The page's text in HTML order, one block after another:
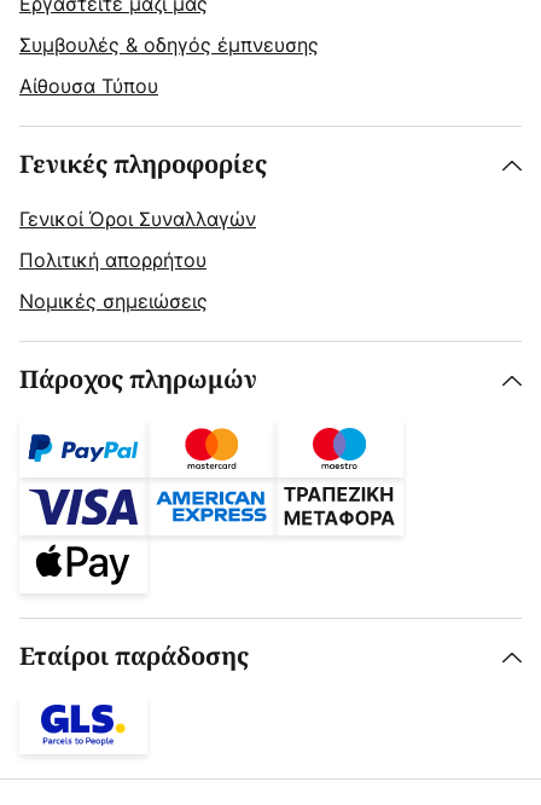
Συμβουλές & οδηγός έμπνευσης
Αίθουσα Τύπου
Γενικές πληροφορίες
Γενικοί Όροι Συναλλαγών
Πολιτική απορρήτου
Νομικές σημειώσεις
Πάροχος πληρωμών
Εταίροι παράδοσης